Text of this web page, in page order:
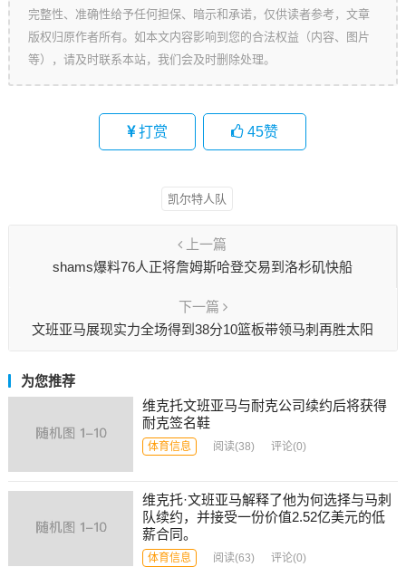
完整性、准确性给予任何担保、暗示和承诺，仅供读者参考，文章
版权归原作者所有。如本文内容影响到您的合法权益（内容、图片
等），请及时联系本站，我们会及时删除处理。
打赏 45赞
凯尔特人队
上一篇
shams爆料76人正将詹姆斯哈登交易到洛杉矶快船
下一篇
文班亚马展现实力全场得到38分10篮板带领马刺再胜太阳
为您推荐
维克托文班亚马与耐克公司续约后将获得
耐克签名鞋
体育信息 阅读(38) 评论(0)
维克托·文班亚马解释了他为何选择与马刺
队续约，并接受一份价值2.52亿美元的低
薪合同。
体育信息 阅读(63) 评论(0)